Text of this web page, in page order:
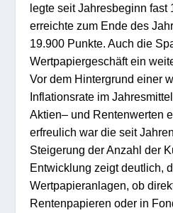
legte seit Jahresbeginn fast
erreichte zum Ende des
19.900 Punkte. Auch die
Wertpapiergeschäft ein
Vor dem Hintergrund einer
Inflationsrate im Jahresmittel
Aktien– und Rentenwerten
erfreulich war dieseit
Steigerung derAnzahlder
Entwicklung zeigt deutlich,
Wertpapieranlagen, ob
Rentenpapieren oder in